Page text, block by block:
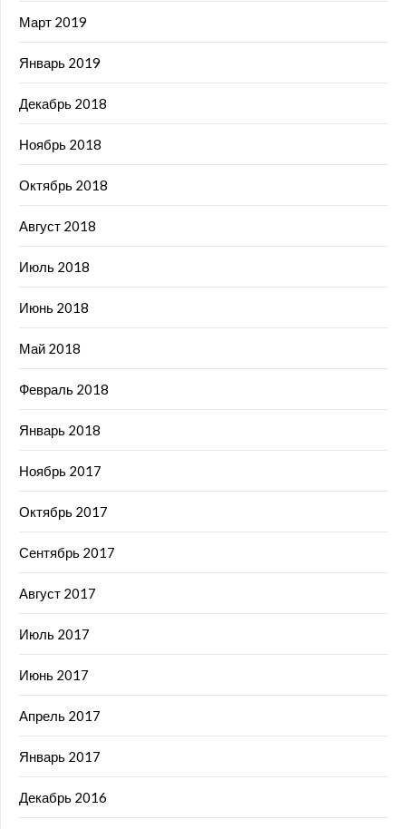
Март 2019
Январь 2019
Декабрь 2018
Ноябрь 2018
Октябрь 2018
Август 2018
Июль 2018
Июнь 2018
Май 2018
Февраль 2018
Январь 2018
Ноябрь 2017
Октябрь 2017
Сентябрь 2017
Август 2017
Июль 2017
Июнь 2017
Апрель 2017
Январь 2017
Декабрь 2016